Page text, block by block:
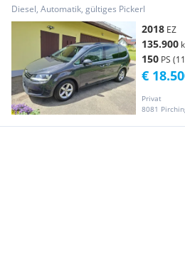
Diesel, Automatik, gültiges Pickerl
2018 EZ
135.900
150 PS
Privat
8081
€